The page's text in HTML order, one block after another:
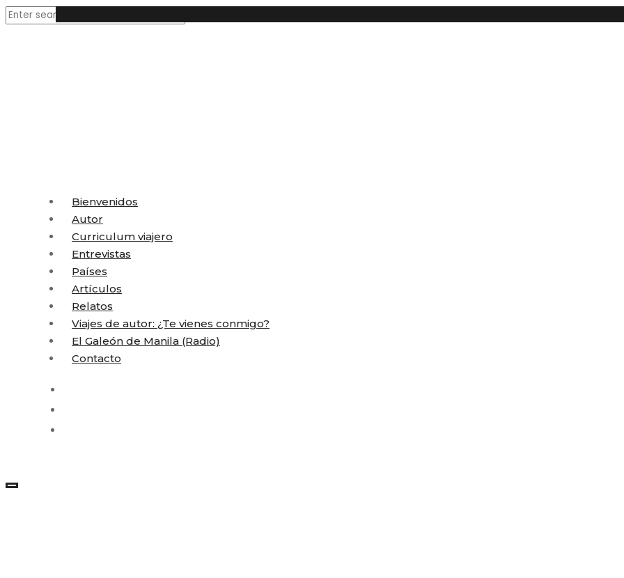
Bienvenidos
Autor
Curriculum viajero
Entrevistas
Países
Artículos
Relatos
Viajes de autor: ¿Te vienes conmigo?
El Galeón de Manila (Radio)
Contacto